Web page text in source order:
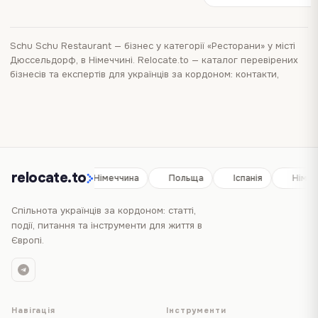
Schu Schu Restaurant — бізнес у категорії «Ресторани» у місті
Дюссельдорф, в Німеччині. Relocate.to — каталог перевірених
бізнесів та експертів для українців за кордоном: контакти,
relocate.to
Іспанія Німеччина Польща Іспанія
Спільнота українців за кордоном: статті,
події, питання та інструменти для життя в
Європі.
Навігація Інструменти